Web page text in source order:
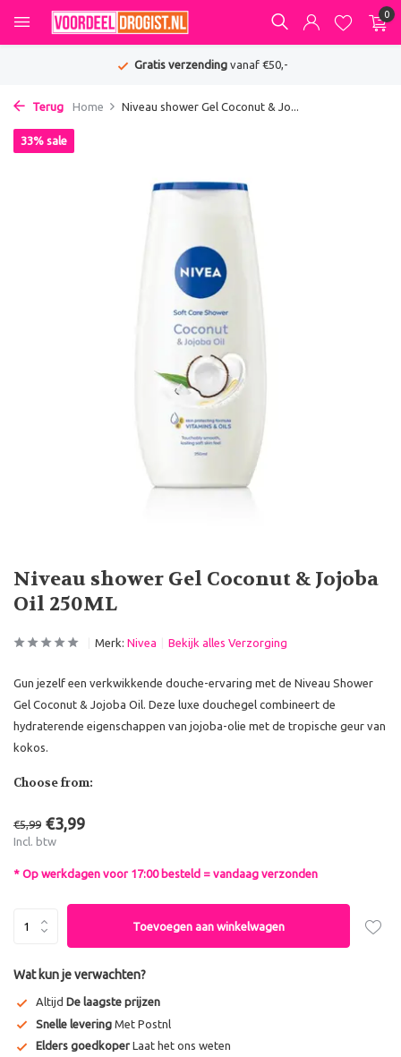
0
Gratis verzendingvanaf €50,-
Terug Home Niveau shower Gel Coconut & Jo...
Niveau shower Gel Coconut & Jojoba
Oil 250ML
33% sale
Merk: Nivea Bekijk alles Verzorging
Gun jezelf een verkwikkende douche-ervaring met de Niveau Shower
Gel Coconut & Jojoba Oil. Deze luxe douchegel combineert de
hydraterende eigenschappen van jojoba-olie met de tropische geur van
kokos.
Choose from:
€5,99 €3,99
Incl. btw
* Op werkdagen voor 17:00 besteld = vandaag verzonden
Toevoegen aan winkelwagen
Wat kun je verwachten?
Altijd De laagste prijzen
Snelle levering Met Postnl
Elders goedkoper Laat het ons weten